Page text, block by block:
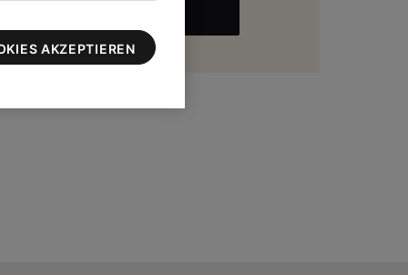
AKZEPTIEREN